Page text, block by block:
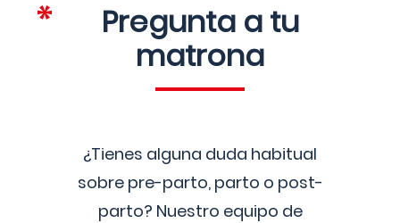
Pregunta a tu
matrona
¿Tienes alguna duda habitual
sobre pre-parto, parto o post-
parto? Nuestro equipo de